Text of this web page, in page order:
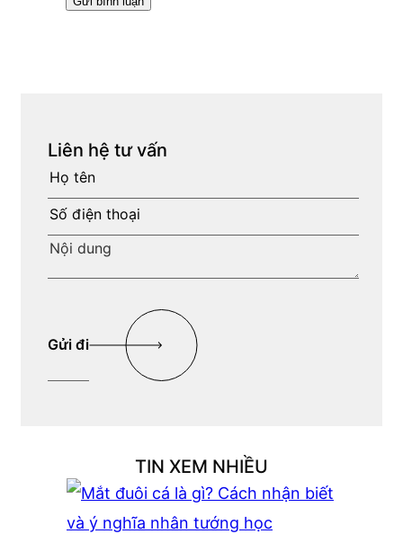
Liên hệ tư vấn
TIN XEM NHIỀU